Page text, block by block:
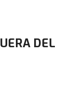
DEL